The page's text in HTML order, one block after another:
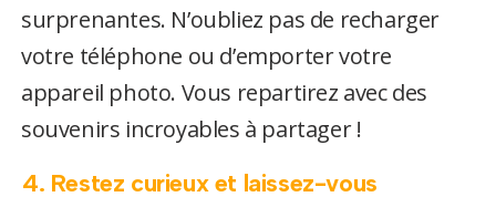
surprenantes. N’oubliez pas de recharger
votre téléphone ou d’emporter votre
appareil photo. Vous repartirez avec des
souvenirs incroyables à partager !
4. Restez curieux et laissez-vous